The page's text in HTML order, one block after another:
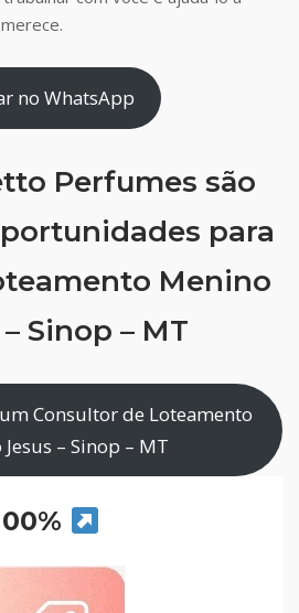
no WhatsApp
Perfumes são
para
Menino
Sinop – MT
Consultor de Loteamento
– Sinop – MT